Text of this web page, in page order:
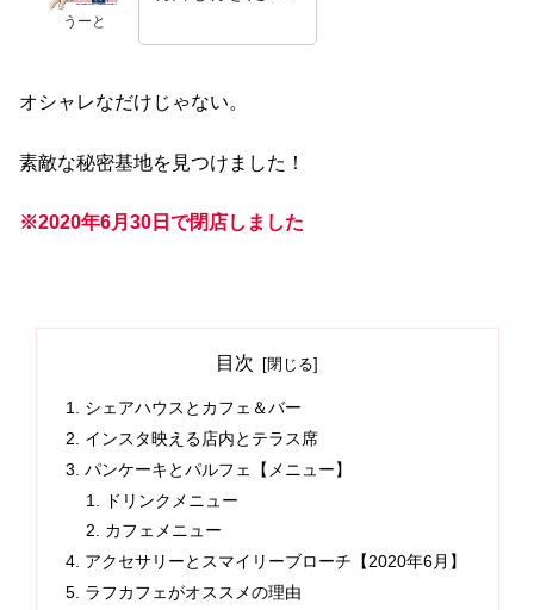
うーと
オシャレなだけじゃない。
素敵な秘密基地を見つけました！
※2020年6月30日で閉店しました
目次
シェアハウスとカフェ＆バー
インスタ映える店内とテラス席
パンケーキとパルフェ【メニュー】
ドリンクメニュー
カフェメニュー
アクセサリーとスマイリーブローチ【2020年6月】
ラフカフェがオススメの理由